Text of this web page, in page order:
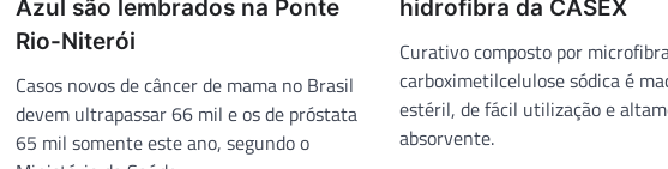
Azul são lembrados na Ponte
Rio-Niterói
Casos novos de câncer de mama no Brasil
devem ultrapassar 66 mil e os de próstata
65 mil somente este ano, segundo o
hidrofibra da CASEX
Curativo composto por
carboximetilcelulose sódica é
estéril, de fácil utilização e
absorvente.